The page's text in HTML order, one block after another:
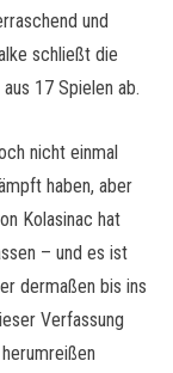
und
schließt die
17 Spielen ab.
nicht einmal
haben, aber
Kolasinac hat
– und es ist
dermaßen bis ins
Verfassung